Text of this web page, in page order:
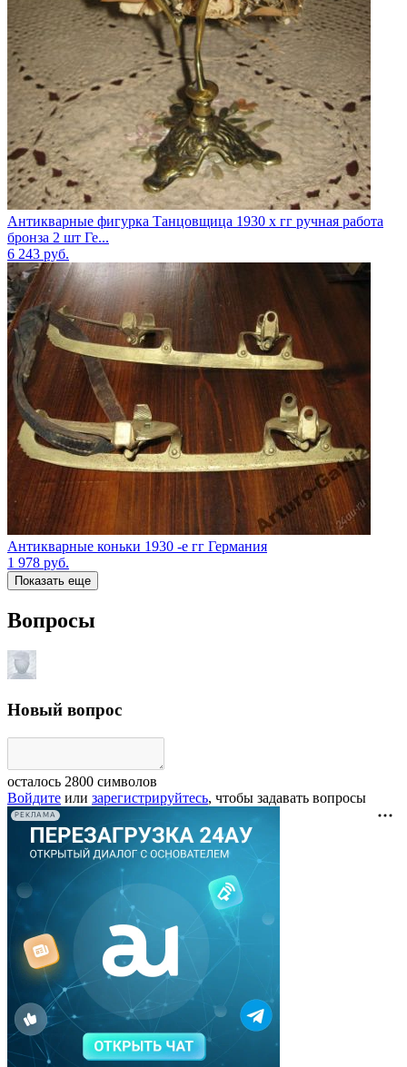
Антикварные фигурка Танцовщица 1930 х гг ручная работа
бронза 2 шт Ге...
6 243 руб.
Антикварные коньки 1930 -е гг Германия
1 978 руб.
Показать еще
Вопросы
Новый вопрос
осталось 2800 символов
Войдите или зарегистрируйтесь, чтобы задавать вопросы
РЕКЛАМА